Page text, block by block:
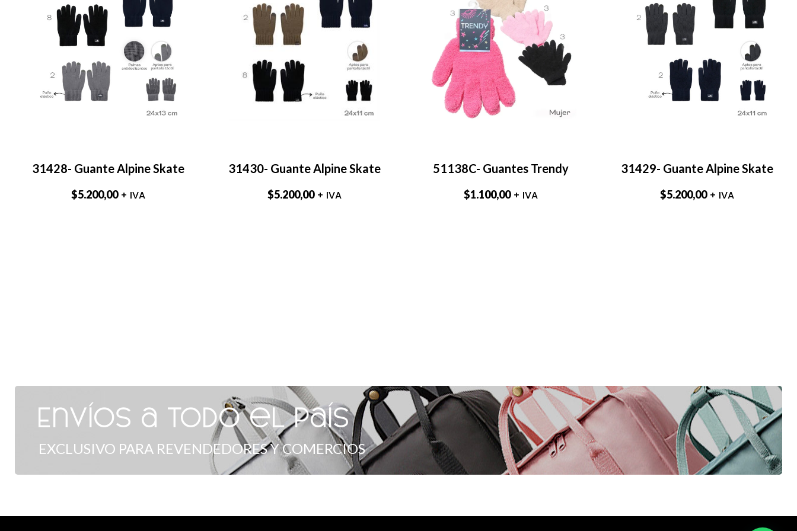
31428- Guante Alpine Skate
$5.200,00 + IVA
31430- Guante Alpine Skate
$5.200,00 + IVA
51138C- Guantes Trendy
$1.100,00 + IVA
31429- Guante Alpine Skate
$5.200,00 + IVA
Envíos a todo el país
EXCLUSIVO PARA REVENDEDORES Y COMERCIOS